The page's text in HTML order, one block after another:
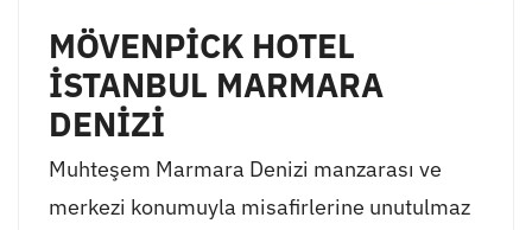
MÖVENPİCK HOTEL
İSTANBUL MARMARA
DENİZİ
Muhteşem Marmara Denizi manzarası ve
merkezi konumuyla misafirlerine unutulmaz